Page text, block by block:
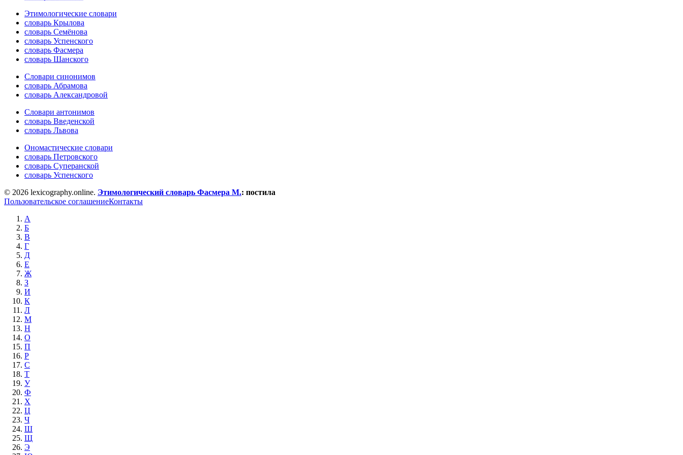
Этимологические словари
словарь Крылова
словарь Семёнова
словарь Успенского
словарь Фасмера
словарь Шанского
Словари синонимов
словарь Абрамова
словарь Александровой
Словари антонимов
словарь Введенской
словарь Львова
Ономастические словари
словарь Петровского
словарь Суперанской
словарь Успенского
© 2026 lexicography.online. Этимологический словарь Фасмера М.: постила
Пользовательское соглашениеКонтакты
А
Б
В
Г
Д
Е
Ж
З
И
К
Л
М
Н
О
П
Р
С
Т
У
Ф
Х
Ц
Ч
Ш
Щ
Э